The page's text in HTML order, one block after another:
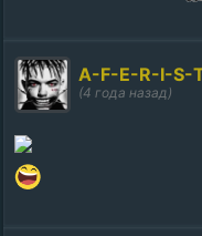
A-F-E-R-I-S-
(4 года назад)